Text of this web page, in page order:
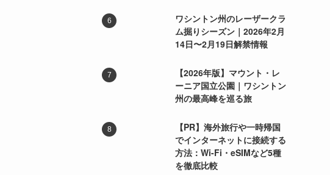
ワシントン州のレーザークラ
ム掘りシーズン｜2026年2月
14日〜2月19日解禁情報
【2026年版】マウント・レ
ーニア国立公園｜ワシントン
州の最高峰を巡る旅
【PR】海外旅行や一時帰国
でインターネットに接続する
方法：Wi-Fi・eSIMなど5種
を徹底比較